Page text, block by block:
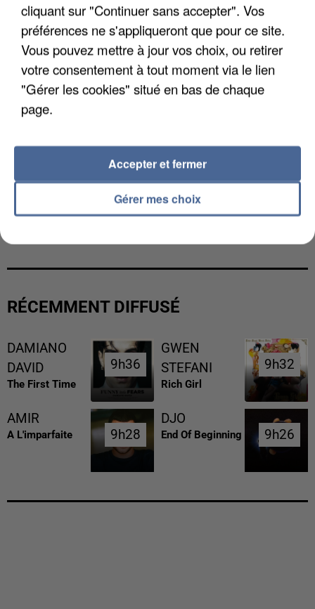
UN SECOND CADRE DE LA DZ MAFIA
RÉCEMMENT DIFFUSÉ
DAMIANO
DAVID
The First Time
9h36
9h36
GWEN
STEFANI
Rich Girl
9h32
9h32
AMIR
A L'imparfaite 9h28
9h28
DJO
End Of Beginning 9h26
9h26
cliquant sur "Continuer sans accepter". Vos
préférences ne s'appliqueront que pour ce site.
Vous pouvez mettre à jour vos choix, ou retirer
votre consentement à tout moment via le lien
"Gérer les cookies" situé en bas de chaque
page.
Gérer mes choix
Accepter et fermer